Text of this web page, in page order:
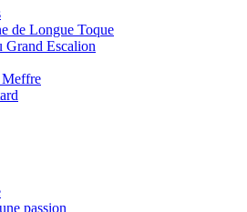
de Longue Toque
Grand Escalion
passion